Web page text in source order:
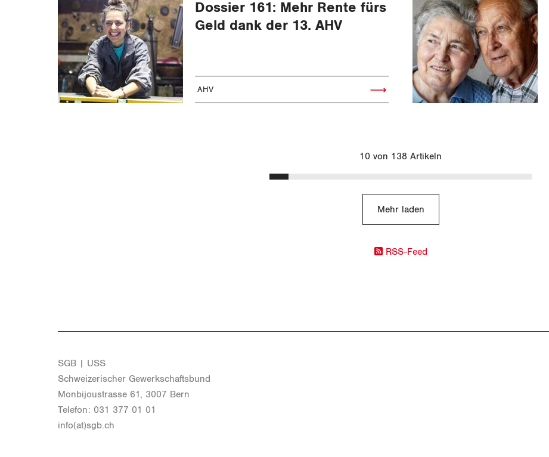
Dossier 161: Mehr Rente fürs
Geld dank der 13. AHV
AHV
Artikel lesen
10 von 138 Artikeln
Mehr laden
RSS-Feed
SGB | USS
Schwei­ze­ri­scher Ge­werk­schafts­bund
Mon­bi­joustras­se 61, 3007 Bern
Te­le­fon: 031 377 01 01
info(at)​sgb.​ch